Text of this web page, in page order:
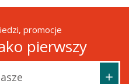
promocje
pierwszy